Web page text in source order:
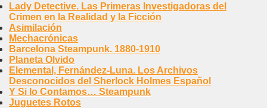
Lady Detective. Las Primeras Investigadoras del
Crimen en la Realidad y la Ficción
Asimilación
Mechacrónicas
Barcelona Steampunk. 1880-1910
Planeta Olvido
Elemental, Fernández-Luna. Los Archivos
Desconocidos del Sherlock Holmes Español
Y Si lo Contamos… Steampunk
Juguetes Rotos